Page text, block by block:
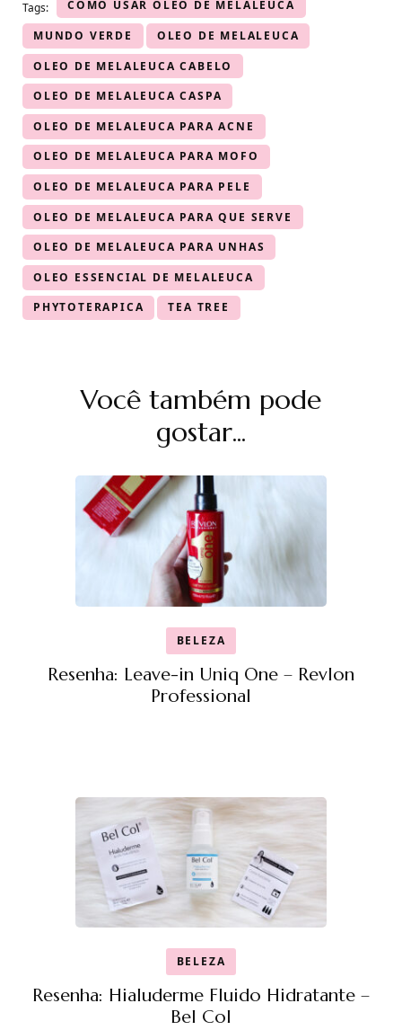
Tags:
COMO USAR OLEO DE MELALEUCA
MUNDO VERDE
OLEO DE MELALEUCA
OLEO DE MELALEUCA CABELO
OLEO DE MELALEUCA CASPA
OLEO DE MELALEUCA PARA ACNE
OLEO DE MELALEUCA PARA MOFO
OLEO DE MELALEUCA PARA PELE
OLEO DE MELALEUCA PARA QUE SERVE
OLEO DE MELALEUCA PARA UNHAS
OLEO ESSENCIAL DE MELALEUCA
PHYTOTERAPICA
TEA TREE
NavegaçãoVocê também pode
gostar...
BELEZA
Resenha: Leave-in Uniq One – Revlon
Professional
BELEZA
Resenha: Hialuderme Fluido Hidratante –
Bel Col